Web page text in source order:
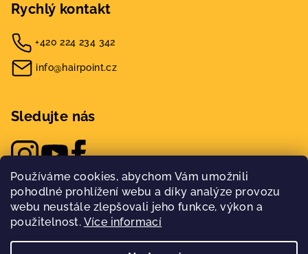
Používáme cookies, abychom Vám umožnili
pohodlné prohlížení webu a díky analýze provozu
webu neustále zlepšovali jeho funkce, výkon a
použitelnost. Více informací
Rychlý kontakt
+420 224 234 342
info@hairpoint.cz
Sledujte nás